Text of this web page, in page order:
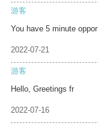
游客
You have 5 minute oppor
2022-07-21
游客
Hello, Greetings fr
2022-07-16